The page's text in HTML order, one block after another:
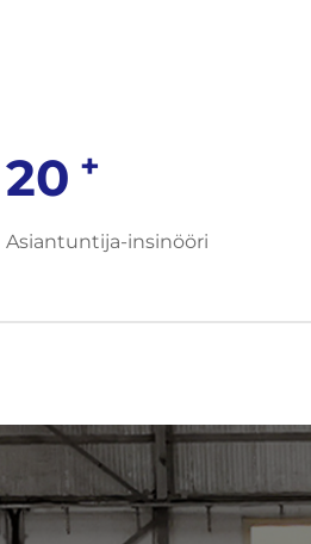
20 +
Asiantuntija-insinööri